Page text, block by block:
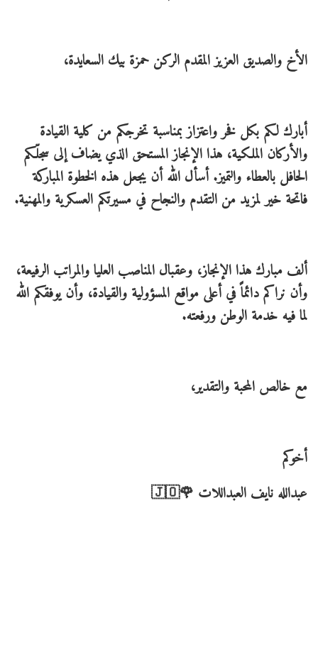
الأخ والصديق العزيز المقدم الركن حمزة بيك السعايدة،
أبارك لكم بكل فخر واعتزاز بمناسبة تخرجكم من كلية القيادة
والأركان الملكية، هذا الإنجاز المستحق الذي يضاف إلى سجلّكم
الحافل بالعطاء والتميز. أسأل الله أن يجعل هذه الخطوة المباركة
فاتحة خير لمزيد من التقدم والنجاح في مسيرتكم العسكرية والمهنية.
ألف مبارك هذا الإنجاز، وعقبال المناصب العليا والمراتب الرفيعة،
وأن نراكم دائماً في أعلى مواقع المسؤولية والقيادة، وأن يوفقكم الله
لما فيه خدمة الوطن ورفعته.
مع خالص المحبة والتقدير،
أخوكم
عبدالله نايف العبداللات 🌹🇯🇴